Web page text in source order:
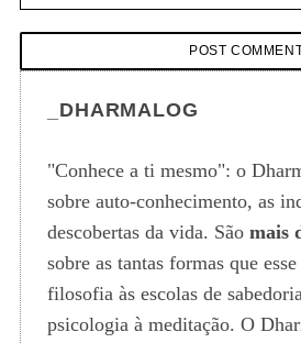
_DHARMALOG
"Conhece a ti mesmo": o
sobre auto-conhecimento, as
descobertas da vida. São mais
sobre as tantas formas que
filosofia às escolas de
psicologia à meditação. O